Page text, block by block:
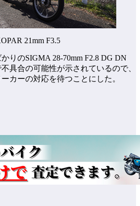
21mm F3.5
りのSIGMA 28-70mm F2.8 DG DN
具合の可能性が示されているので、
カーの対応を待つことにした。